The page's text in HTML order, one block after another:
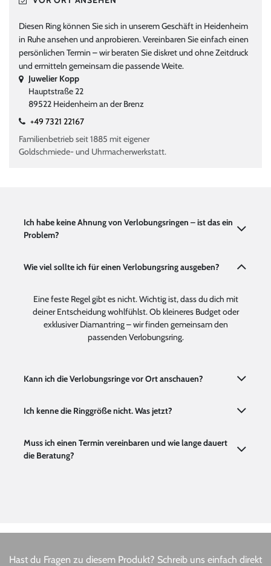
Diesen Ring können Sie sich in unserem Geschäft in Heidenheim
in Ruhe ansehen und anprobieren. Vereinbaren Sie einfach einen
persönlichen Termin – wir beraten Sie diskret und ohne Zeitdruck
und ermitteln gemeinsam die passende Weite.
Juwelier Kopp
Hauptstraße 22
89522 Heidenheim an der Brenz
+49 7321 22167
Familienbetrieb seit 1885 mit eigener
Goldschmiede- und Uhrmacherwerkstatt.
Ich habe keine Ahnung von Verlobungsringen – ist das ein
Problem?
Wie viel sollte ich für einen Verlobungsring ausgeben?
Eine feste Regel gibt es nicht. Wichtig ist, dass du dich mit
deiner Entscheidung wohlfühlst. Ob kleineres Budget oder
exklusiver Diamantring – wir finden gemeinsam den
passenden Verlobungsring.
Kann ich die Verlobungsringe vor Ort anschauen?
Ich kenne die Ringgröße nicht. Was jetzt?
Muss ich einen Termin vereinbaren und wie lange dauert
die Beratung?
Hast du Fragen zu diesem Produkt? Schreib uns einfach direkt